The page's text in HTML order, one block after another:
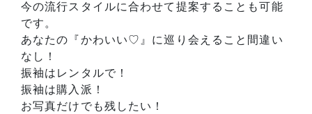
今の流行スタイルに合わせて提案することも可能
です。
あなたの『かわいい♡』に巡り会えること間違い
なし！
振袖はレンタルで！
振袖は購入派！
お写真だけでも残したい！